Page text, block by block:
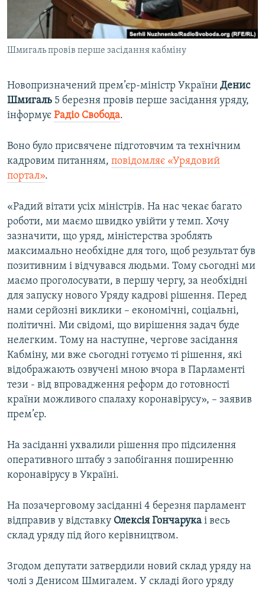
ВІДЕОУРОКИ «ELIFBE»
СВІДЧЕННЯ ОКУПАЦІЇ
УКРАЇНСЬКА ПРОБЛЕМА КРИМУ
Русский
Qırımtatar
Шмигаль провів перше засідання кабміну
Новопризначений прем’єр-міністр України Денис
Шмигаль 5 березня провів перше засідання уряду,
інформує Радіо Свобода.
Воно було присвячене підготовчим та технічним
кадровим питанням, повідомляє «Урядовий
портал».
«Радий вітати усіх міністрів. На нас чекає багато
роботи, ми маємо швидко увійти у темп. Хочу
зазначити, що уряд, міністерства зроблять
максимально необхідне для того, щоб результат був
позитивним і відчувався людьми. Тому сьогодні ми
маємо проголосувати, в першу чергу, за необхідні
для запуску нового Уряду кадрові рішення. Перед
нами серйозні виклики – економічні, соціальні,
політичні. Ми свідомі, що вирішення задач буде
нелегким. Тому на наступне, чергове засідання
Кабміну, ми вже сьогодні готуємо ті рішення, які
відображають озвучені мною вчора в Парламенті
тези - від впровадження реформ до готовності
країни можливого спалаху коронавірусу», – заявив
прем’єр.
На засіданні ухвалили рішення про підсилення
оперативного штабу з запобігання поширенню
коронавірусу в Україні.
На позачерговому засіданні 4 березня парламент
відправив у відставку Олексія Гончарука і весь
склад уряду під його керівництвом.
Згодом депутати затвердили новий склад уряду на
чолі з Денисом Шмигалем. У складі його уряду